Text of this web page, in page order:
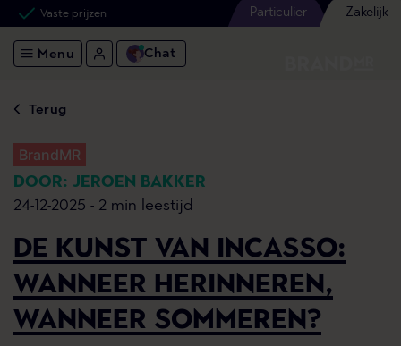
Vaste prijzen Particulier Zakelijk
Menu Chat
Terug
BrandMR
DOOR: JEROEN BAKKER
24-12-2025 - 2 min leestijd
DE KUNST VAN INCASSO:
WANNEER HERINNEREN,
WANNEER SOMMEREN?